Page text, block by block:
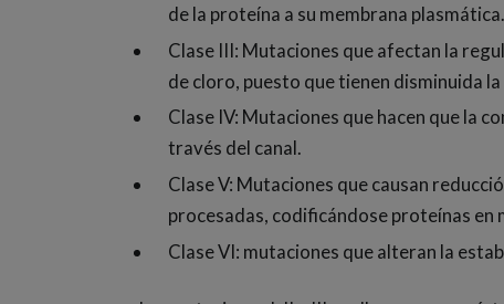
de la proteína a su membrana
Clase III: Mutaciones que afectan la
de cloro, puesto que tienen disminuida
Clase IV: Mutaciones que hacen que la
través del canal.
Clase V: Mutaciones que causan
procesadas, codificándose proteínas en
Clase VI: mutaciones que alteran la